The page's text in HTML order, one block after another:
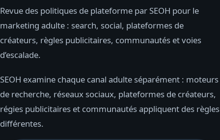
Revue des politiques de plateforme par SEOH pour le
marketing adulte : search, social, plateformes de
créateurs, règles publicitaires, communautés et voies
d’escalade.
SEOH examine chaque canal adulte séparément : moteurs
de recherche, réseaux sociaux, plateformes de créateurs,
régies publicitaires et communautés appliquent des règles
différentes.